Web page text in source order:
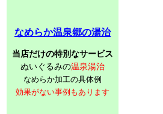
なめらか温泉郷の湯治
当店だけの特別なサービス
ぬいぐるみの温泉湯治
なめらか加工の具体例
効果がない事例もあります